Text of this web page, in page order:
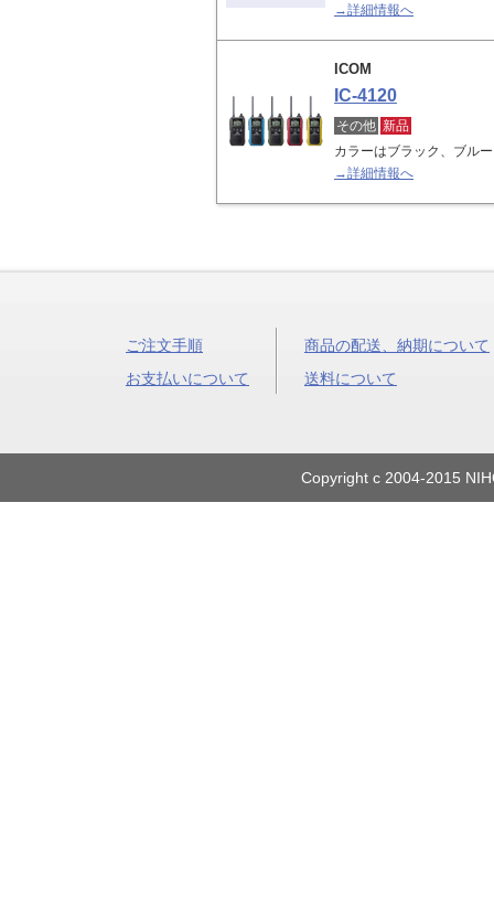
→詳細情報へ
ICOM
IC-4120
その他 新品
カラーはブラック、ブル
→詳細情報へ
ご注文手順
お支払いについて
商品の配送、納期について
送料について
Copyright c 2004-2015